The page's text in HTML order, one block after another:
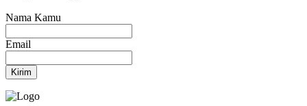
Nama Kamu
Email
Kirim